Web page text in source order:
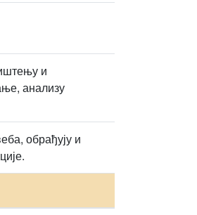
и
анализу
обрађују и